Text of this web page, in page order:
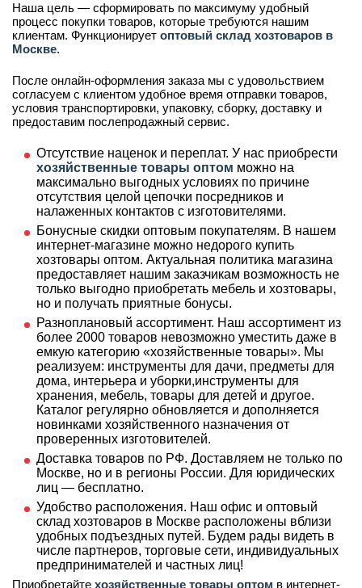
Наша цель — сформировать по максимуму удобный
процесс покупки товаров, которые требуются нашим
клиентам. Функционирует оптовый склад хозтоваров в
Москве.
После онлайн-оформления заказа мы с удовольствием
согласуем с клиентом удобное время отправки товаров,
условия транспортировки, упаковку, сборку, доставку и
предоставим послепродажный сервис.
Отсутствие наценок и переплат. У нас приобрести
хозяйственные товары оптом можно на
максимально выгодных условиях по причине
отсутствия целой цепочки посредников и
налаженных контактов с изготовителями.
Бонусные скидки оптовым покупателям. В нашем
интернет-магазине можно недорого купить
хозтовары оптом. Актуальная политика магазина
предоставляет нашим заказчикам возможность не
только выгодно приобретать мебель и хозтовары,
но и получать приятные бонусы.
Разноплановый ассортимент. Наш ассортимент из
более 2000 товаров невозможно уместить даже в
емкую категорию «хозяйственные товары». Мы
реализуем: инструменты для дачи, предметы для
дома, интерьера и уборки,инструменты для
хранения, мебель, товары для детей и другое.
Каталог регулярно обновляется и дополняется
новинками хозяйственного назначения от
проверенных изготовителей.
Доставка товаров по РФ. Доставляем не только по
Москве, но и в регионы России. Для юридических
лиц — бесплатно.
Удобство расположения. Наш офис и оптовый
склад хозтоваров в Москве расположены вблизи
удобных подъездных путей. Будем рады видеть в
числе партнеров, торговые сети, индивидуальных
предпринимателей и частных лиц!
Приобретайте хозяйственные товары оптом в интернет-